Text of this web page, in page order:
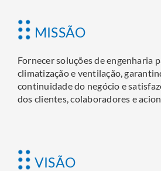
MISSÃO
Fornecer soluções de engenharia
climatização e ventilação,
continuidade do negócio e
dos clientes, colaboradores e
VISÃO